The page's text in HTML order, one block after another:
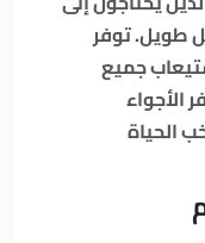
طويل. توفر
جميع
الأجواء
الحياة